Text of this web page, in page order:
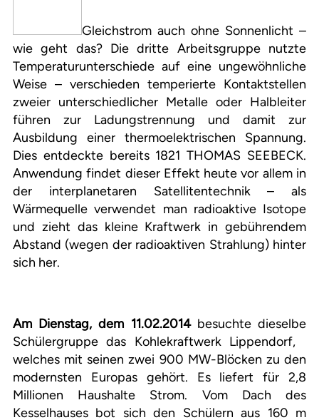
Gleichstrom auch ohne Sonnenlicht –
wie geht das? Die dritte Arbeitsgruppe nutzte
Temperaturunterschiede auf eine ungewöhnliche
Weise – verschieden temperierte Kontaktstellen
zweier unterschiedlicher Metalle oder Halbleiter
führen zur Ladungstrennung und damit zur
Ausbildung einer thermoelektrischen Spannung.
Dies entdeckte bereits 1821 THOMAS SEEBECK.
Anwendung findet dieser Effekt heute vor allem in
der interplanetaren Satellitentechnik – als
Wärmequelle verwendet man radioaktive Isotope
und zieht das kleine Kraftwerk in gebührendem
Abstand (wegen der radioaktiven Strahlung) hinter
sich her.
Am Dienstag, dem 11.02.2014 besuchte dieselbe
Schülergruppe das Kohlekraftwerk Lippendorf,
welches mit seinen zwei 900 MW-Blöcken zu den
modernsten Europas gehört. Es liefert für 2,8
Millionen Haushalte Strom. Vom Dach des
Kesselhauses bot sich den Schülern aus 160 m